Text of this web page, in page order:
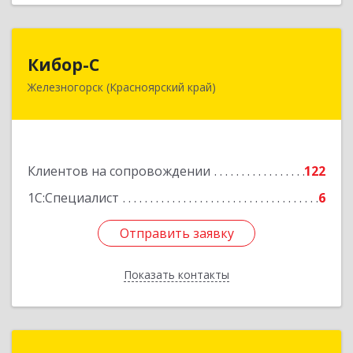
Кибор-С
Железногорск (Красноярский край)
Клиентов на сопровождении
122
1С:Специалист
6
Отправить заявку
Показать контакты
662973, Красноярский край, Железногорск г,
Отправить заявку
Назад